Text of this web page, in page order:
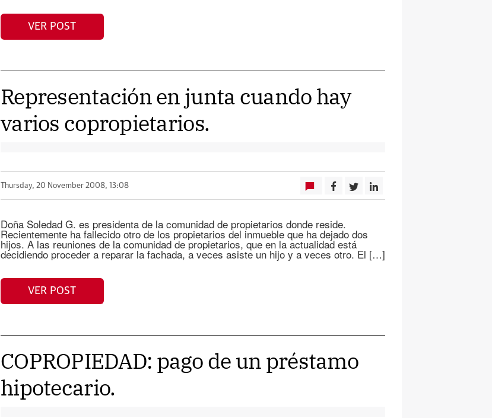
VER POST
Representación en junta cuando hay
varios copropietarios.
Thursday, 20 November 2008, 13:08
Doña Soledad G. es presidenta de la comunidad de propietarios donde reside.
Recientemente ha fallecido otro de los propietarios del inmueble que ha dejado dos
hijos. A las reuniones de la comunidad de propietarios, que en la actualidad está
decidiendo proceder a reparar la fachada, a veces asiste un hijo y a veces otro. El […]
VER POST
COPROPIEDAD: pago de un préstamo
hipotecario.